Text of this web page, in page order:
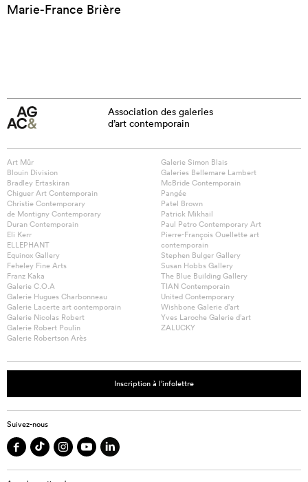
Marie-France Brière
Association des galeries
d’art contemporain
Art Mûr
Blouin Division
Bradley Ertaskiran
Chiguer Art Contemporain
Christie Contemporary
de Montigny Contemporary
Duran Contemporain
Eli Kerr
ELLEPHANT
Equinox Gallery
Feheley Fine Arts
Franz Kaka
Galerie C.O.A
Galerie Hugues Charbonneau
Galerie Lacerte art contemporain
Galerie Nicolas Robert
Galerie Robert Poulin
Galerie Robertson Arès
Galerie Simon Blais
Galeries Bellemare Lambert
McBride Contemporain
Pangée
Patel Brown
Patrick Mikhail
Paul Petro Contemporary Art
Pierre-François Ouellette art
contemporain
Stephen Bulger Gallery
Susan Hobbs Gallery
The Blue Building Gallery
TIAN Contemporain
United Contemporary
Wishbone Galerie d’art
Yves Laroche Galerie d’art
ZALUCKY
Inscription à l’infolettre
Suivez-nous